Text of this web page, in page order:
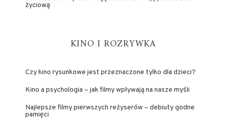
życiową
KINO I ROZRYWKA
Czy kino rysunkowe jest przeznaczone tylko dla dzieci?
Kino a psychologia – jak filmy wpływają na nasze myśli
Najlepsze filmy pierwszych reżyserów – debiuty godne
pamięci